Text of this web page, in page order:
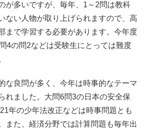
が多いですが、毎年、1～2問は教科
ない人物が取り上げられますので、高
まで学習する必要があります。今年度
4の問2などは受験生にとっては難度
な良問が多く、今年は時事的なテーマ
れました。大問6問3の日本の安全保
年の少年法改正などは時事問題とも
また、経済分野では計算問題も毎年出